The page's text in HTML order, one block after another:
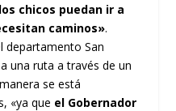
chicos puedan ir a
caminos».
departamento San
una ruta a través de un
se está
«ya que el Gobernador